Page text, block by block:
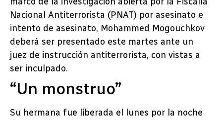
Nacional Antiterrorista (PNAT) por asesinato e
intento de asesinato, Mohammed Mogouchkov
deberá ser presentado este martes ante un
juez de instrucción antiterrorista, con vistas a
ser inculpado.
“Un monstruo”
Su hermana fue liberada el lunes por la noche